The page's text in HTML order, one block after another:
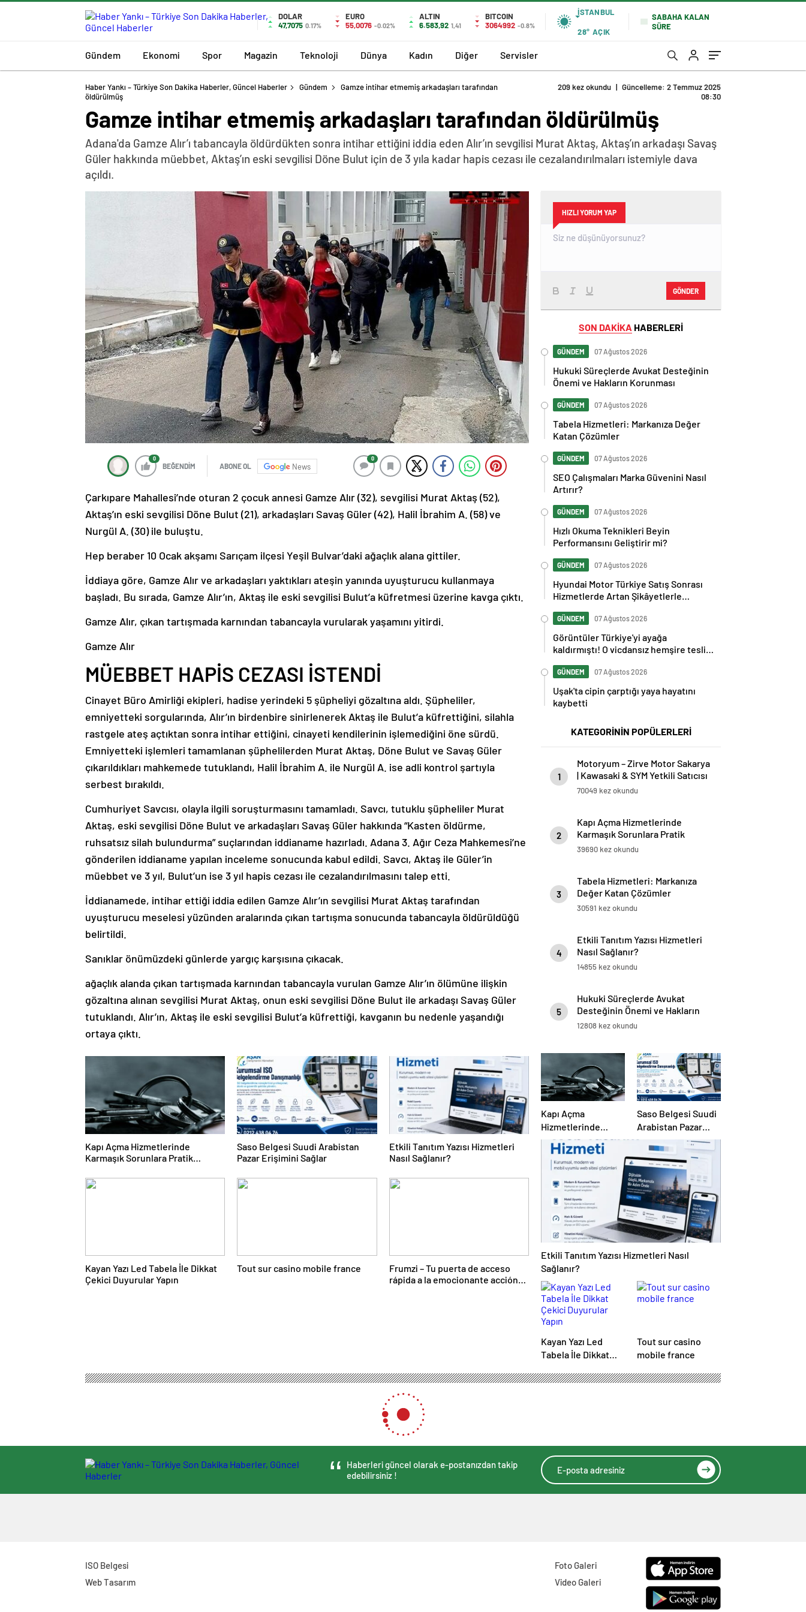
DOLAR
47,7075 0.17%
EURO
55,0076 -0.02%
ALTIN
6.583,92 1,41
BITCOIN
3064992 -0.8%
İSTANBUL
28° AÇIK
SABAHA KALAN
SÜRE
Gündem Ekonomi Spor Magazin Teknoloji Dünya Kadın Diğer Servisler
Haber Yankı – Türkiye Son Dakika Haberler, Güncel Haberler Gündem
Gamze intihar etmemiş arkadaşları tarafından
öldürülmüş
209 kez okundu | Güncelleme: 2 Temmuz 2025
08:30
Gamze intihar etmemiş arkadaşları tarafından öldürülmüş
Adana'da Gamze Alır’ı tabancayla öldürdükten sonra intihar ettiğini iddia eden Alır’ın sevgilisi Murat Aktaş, Aktaş’ın arkadaşı Savaş
Güler hakkında müebbet, Aktaş’ın eski sevgilisi Döne Bulut için de 3 yıla kadar hapis cezası ile cezalandırılmaları istemiyle dava
açıldı.
0
BEĞENDİM ABONE OL News
0
Çarkıpare Mahallesi’nde oturan 2 çocuk annesi Gamze Alır (32), sevgilisi Murat Aktaş (52),
Aktaş’ın eski sevgilisi Döne Bulut (21), arkadaşları Savaş Güler (42), Halil İbrahim A. (58) ve
Nurgül A. (30) ile buluştu.
Hep beraber 10 Ocak akşamı Sarıçam ilçesi Yeşil Bulvar’daki ağaçlık alana gittiler.
İddiaya göre, Gamze Alır ve arkadaşları yaktıkları ateşin yanında uyuşturucu kullanmaya
başladı. Bu sırada, Gamze Alır’ın, Aktaş ile eski sevgilisi Bulut’a küfretmesi üzerine kavga çıktı.
Gamze Alır, çıkan tartışmada karnından tabancayla vurularak yaşamını yitirdi.
Gamze Alır
MÜEBBET HAPİS CEZASI İSTENDİ
Cinayet Büro Amirliği ekipleri, hadise yerindeki 5 şüpheliyi gözaltına aldı. Şüpheliler,
emniyetteki sorgularında, Alır’ın birdenbire sinirlenerek Aktaş ile Bulut’a küfrettiğini, silahla
rastgele ateş açtıktan sonra intihar ettiğini, cinayeti kendilerinin işlemediğini öne sürdü.
Emniyetteki işlemleri tamamlanan şüphelilerden Murat Aktaş, Döne Bulut ve Savaş Güler
çıkarıldıkları mahkemede tutuklandı, Halil İbrahim A. ile Nurgül A. ise adli kontrol şartıyla
serbest bırakıldı.
Cumhuriyet Savcısı, olayla ilgili soruşturmasını tamamladı. Savcı, tutuklu şüpheliler Murat
Aktaş, eski sevgilisi Döne Bulut ve arkadaşları Savaş Güler hakkında “Kasten öldürme,
ruhsatsız silah bulundurma” suçlarından iddianame hazırladı. Adana 3. Ağır Ceza Mahkemesi’ne
gönderilen iddianame yapılan inceleme sonucunda kabul edildi. Savcı, Aktaş ile Güler’in
müebbet ve 3 yıl, Bulut’un ise 3 yıl hapis cezası ile cezalandırılmasını talep etti.
İddianamede, intihar ettiği iddia edilen Gamze Alır’ın sevgilisi Murat Aktaş tarafından
uyuşturucu meselesi yüzünden aralarında çıkan tartışma sonucunda tabancayla öldürüldüğü
belirtildi.
Sanıklar önümüzdeki günlerde yargıç karşısına çıkacak.
ağaçlık alanda çıkan tartışmada karnından tabancayla vurulan Gamze Alır’ın ölümüne ilişkin
gözaltına alınan sevgilisi Murat Aktaş, onun eski sevgilisi Döne Bulut ile arkadaşı Savaş Güler
tutuklandı. Alır’ın, Aktaş ile eski sevgilisi Bulut’a küfrettiği, kavganın bu nedenle yaşandığı
ortaya çıktı.
Kapı Açma Hizmetlerinde
Karmaşık Sorunlara Pratik
Saso Belgesi Suudi Arabistan
Pazar Erişimini Sağlar
Etkili Tanıtım Yazısı Hizmetleri
Nasıl Sağlanır?
Kayan Yazı Led Tabela İle Dikkat
Çekici Duyurular Yapın
Tout sur casino mobile france
Frumzi – Tu puerta de acceso
rápida a la emocionante acción
HIZLI YORUM YAP
GÖNDER
SON DAKİKA HABERLERİ
GÜNDEM 07 Ağustos 2026
Hukuki Süreçlerde Avukat Desteğinin
Önemi ve Hakların Korunması
GÜNDEM 07 Ağustos 2026
Tabela Hizmetleri: Markanıza Değer
Katan Çözümler
GÜNDEM 07 Ağustos 2026
SEO Çalışmaları Marka Güvenini Nasıl
Artırır?
GÜNDEM 07 Ağustos 2026
Hızlı Okuma Teknikleri Beyin
Performansını Geliştirir mi?
GÜNDEM 07 Ağustos 2026
Hyundai Motor Türkiye Satış Sonrası
Hizmetlerde Artan Şikâyetlerle
GÜNDEM 07 Ağustos 2026
Görüntüler Türkiye'yi ayağa
kaldırmıştı! O vicdansız hemşire teslim
GÜNDEM 07 Ağustos 2026
Uşak'ta cipin çarptığı yaya hayatını
kaybetti
KATEGORİNİN POPÜLERLERİ
1
Motoryum – Zirve Motor Sakarya
| Kawasaki & SYM Yetkili Satıcısı
ve Servisi
70049 kez okundu
2
Kapı Açma Hizmetlerinde
Karmaşık Sorunlara Pratik
Çözümler
39690 kez okundu
3
Tabela Hizmetleri: Markanıza
Değer Katan Çözümler
30591 kez okundu
4
Etkili Tanıtım Yazısı Hizmetleri
Nasıl Sağlanır?
14855 kez okundu
5
Hukuki Süreçlerde Avukat
Desteğinin Önemi ve Hakların
Korunması
12808 kez okundu
Kapı Açma
Hizmetlerinde
Karmaşık Sorunlara
Pratik Çözümler
Saso Belgesi Suudi
Arabistan Pazar
Erişimini Sağlar
Etkili Tanıtım Yazısı Hizmetleri Nasıl
Sağlanır?
Kayan Yazı Led
Tabela İle Dikkat
Yapın
Tout sur casino
mobile france
Haberleri güncel olarak e-postanızdan takip
edebilirsiniz !
ISO Belgesi
Web Tasarım
Foto Galeri
Video Galeri